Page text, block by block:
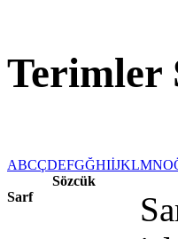
Terimler
ABCÇDEFGĞHIİJKLMNO
Sözcük
Sarf